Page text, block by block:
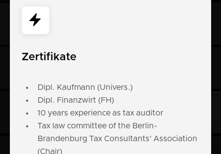
Zertifikate
Dipl. Kaufmann (Univers.)
Dipl. Finanzwirt (FH)
10 years experience as tax auditor
Tax law committee of the Berlin-
Brandenburg Tax Consultants' Association
(Chair)